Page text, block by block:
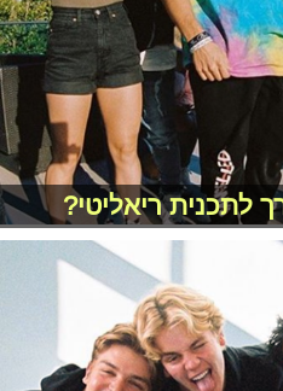
לתכנית ריאליטי?